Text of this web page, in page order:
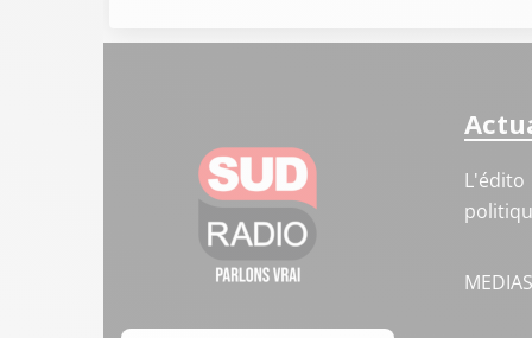
L'édito
MEDIAS